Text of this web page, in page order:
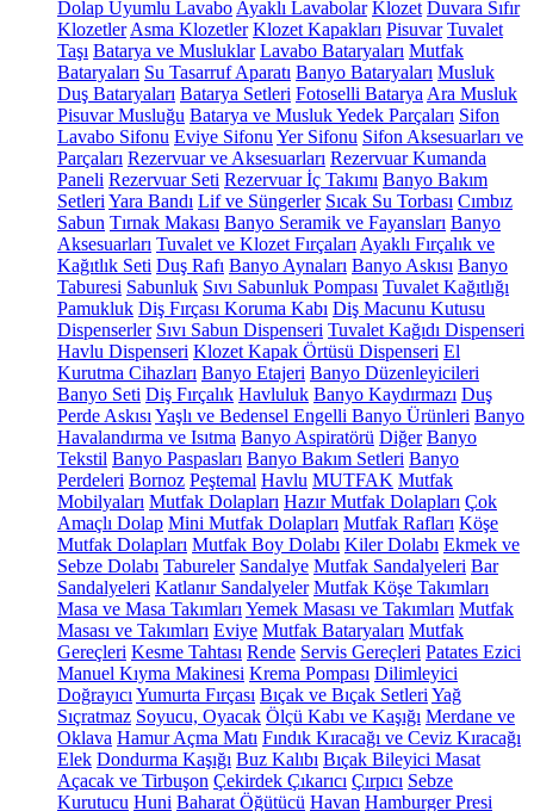
Dolap Uyumlu Lavabo Ayaklı Lavabolar Klozet Duvara Sıfır
Klozetler Asma Klozetler Klozet Kapakları Pisuvar Tuvalet
Taşı Batarya ve Musluklar Lavabo Bataryaları Mutfak
Bataryaları Su Tasarruf Aparatı Banyo Bataryaları Musluk
Duş Bataryaları Batarya Setleri Fotoselli Batarya Ara Musluk
Pisuvar Musluğu Batarya ve Musluk Yedek Parçaları Sifon
Lavabo Sifonu Eviye Sifonu Yer Sifonu Sifon Aksesuarları ve
Parçaları Rezervuar ve Aksesuarları Rezervuar Kumanda
Paneli Rezervuar Seti Rezervuar İç Takımı Banyo Bakım
Setleri Yara Bandı Lif ve Süngerler Sıcak Su Torbası Cımbız
Sabun Tırnak Makası Banyo Seramik ve Fayansları Banyo
Aksesuarları Tuvalet ve Klozet Fırçaları Ayaklı Fırçalık ve
Kağıtlık Seti Duş Rafı Banyo Aynaları Banyo Askısı Banyo
Taburesi Sabunluk Sıvı Sabunluk Pompası Tuvalet Kağıtlığı
Pamukluk Diş Fırçası Koruma Kabı Diş Macunu Kutusu
Dispenserler Sıvı Sabun Dispenseri Tuvalet Kağıdı Dispenseri
Havlu Dispenseri Klozet Kapak Örtüsü Dispenseri El
Kurutma Cihazları Banyo Etajeri Banyo Düzenleyicileri
Banyo Seti Diş Fırçalık Havluluk Banyo Kaydırmazı Duş
Perde Askısı Yaşlı ve Bedensel Engelli Banyo Ürünleri Banyo
Havalandırma ve Isıtma Banyo Aspiratörü Diğer Banyo
Tekstil Banyo Paspasları Banyo Bakım Setleri Banyo
Perdeleri Bornoz Peştemal Havlu MUTFAK Mutfak
Mobilyaları Mutfak Dolapları Hazır Mutfak Dolapları Çok
Amaçlı Dolap Mini Mutfak Dolapları Mutfak Rafları Köşe
Mutfak Dolapları Mutfak Boy Dolabı Kiler Dolabı Ekmek ve
Sebze Dolabı Tabureler Sandalye Mutfak Sandalyeleri Bar
Sandalyeleri Katlanır Sandalyeler Mutfak Köşe Takımları
Masa ve Masa Takımları Yemek Masası ve Takımları Mutfak
Masası ve Takımları Eviye Mutfak Bataryaları Mutfak
Gereçleri Kesme Tahtası Rende Servis Gereçleri Patates Ezici
Manuel Kıyma Makinesi Krema Pompası Dilimleyici
Doğrayıcı Yumurta Fırçası Bıçak ve Bıçak Setleri Yağ
Sıçratmaz Soyucu, Oyacak Ölçü Kabı ve Kaşığı Merdane ve
Oklava Hamur Açma Matı Fındık Kıracağı ve Ceviz Kıracağı
Elek Dondurma Kaşığı Buz Kalıbı Bıçak Bileyici Masat
Açacak ve Tirbuşon Çekirdek Çıkarıcı Çırpıcı Sebze
Kurutucu Huni Baharat Öğütücü Havan Hamburger Presi